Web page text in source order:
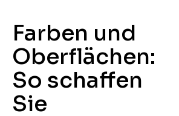
Farben und
Oberflächen:
So schaffen
Sie